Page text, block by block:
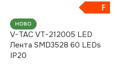
F
НОВО
V-TAC VT-212005 LED
Лента SMD3528 60 LEDs
IP20